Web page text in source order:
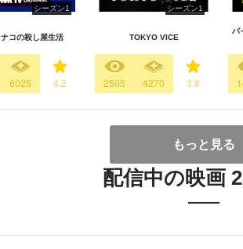
シーズン1
コの殺し屋生活
6025 4.2
シーズン1
TOKYO VICE
2505 4270 3.8
バ
もっと見る
配信中の映画